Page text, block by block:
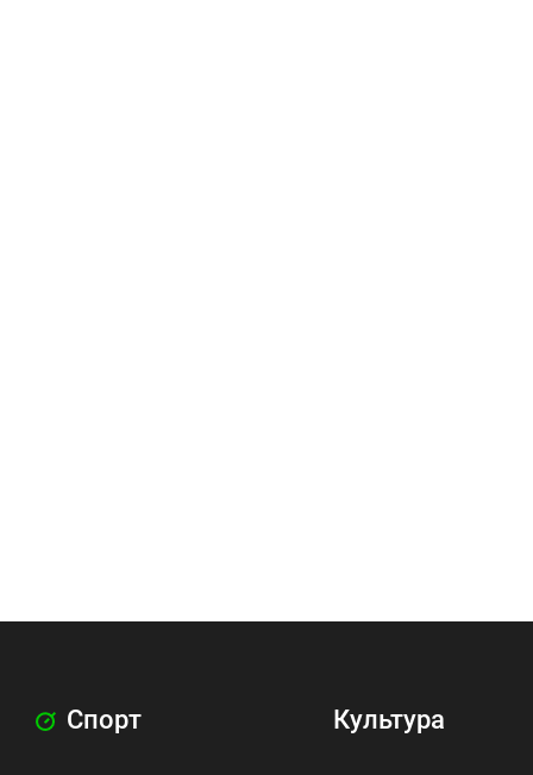
Спорт Культура